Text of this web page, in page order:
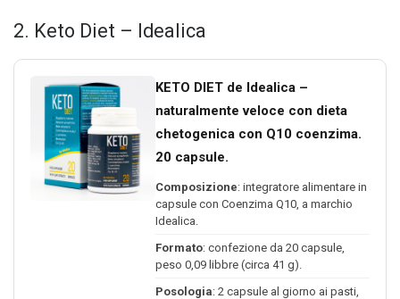
2. Keto Diet – Idealica
KETO DIET de Idealica –
naturalmente veloce con dieta
chetogenica con Q10 coenzima.
20 capsule.
Composizione: integratore alimentare in
capsule con Coenzima Q10, a marchio
Idealica.
Formato: confezione da 20 capsule,
peso 0,09 libbre (circa 41 g).
Posologia: 2 capsule al giorno ai pasti,